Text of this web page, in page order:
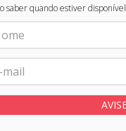
saber quando estiver disponível